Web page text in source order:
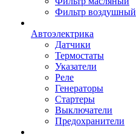
Фильтр воздушный
Автоэлектрика
Датчики
Термостаты
Указатели
Реле
Генераторы
Стартеры
Выключатели
Предохранители